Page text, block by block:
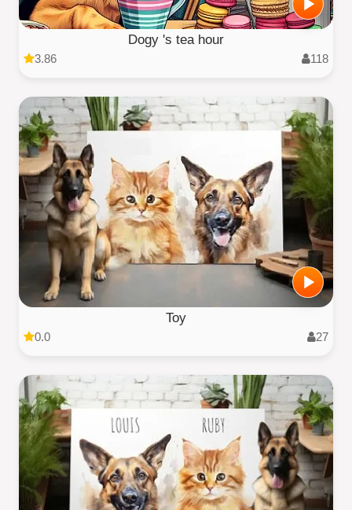
Dogy 's tea hour
3.86 118
Toy
0.0 27